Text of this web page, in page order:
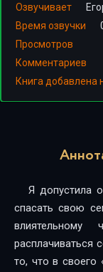
Озвучивает
Время озвучки
Просмотров
Комментариев
Книга добавлена
Я допустила
спасать свою
расплачиваться
то, что в своего